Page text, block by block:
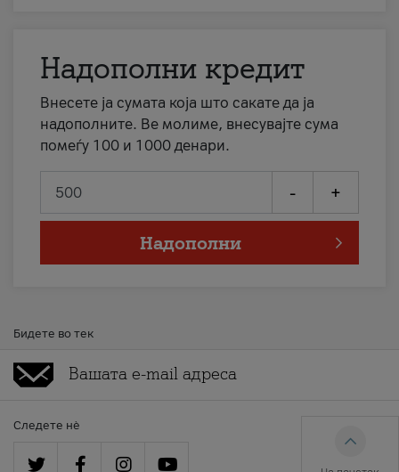
Надополни кредит
Внесете ја сумата која што сакате да ја
надополните. Ве молиме, внесувајте сума
помеѓу 100 и 1000 денари.
- +
Надополни
Бидете во тек
Следете нè